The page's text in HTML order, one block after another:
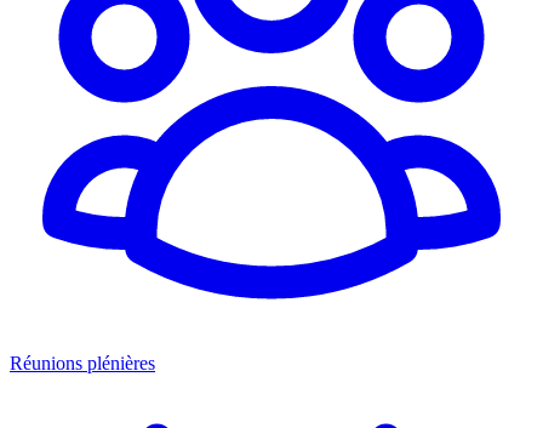
Réunions plénières